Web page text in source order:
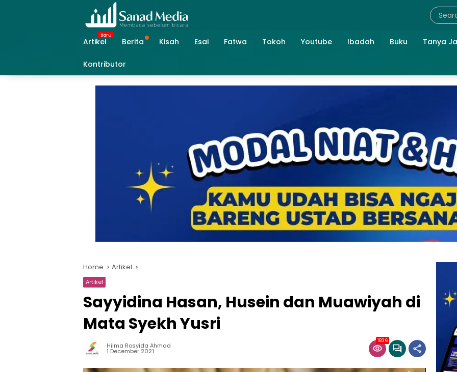
Artikel
Berita Kisah Esai Fatwa Tokoh Youtube Ibadah Buku Tanya
Kontributor
Home Artikel
Artikel
Sayyidina Hasan, Husein dan Muawiyah di
Mata Syekh Yusri
Hilma Rosyida Ahmad
1 December 2021
1836